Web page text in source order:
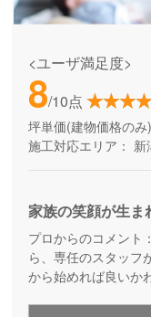
<ユーザ満足度>
8/10点
坪単価(建物価格のみ)
施工対応エリア： 新
家族の笑顔が生ま
プロからのコメント：
ら、専任のスタッフ
から始めれば良いか